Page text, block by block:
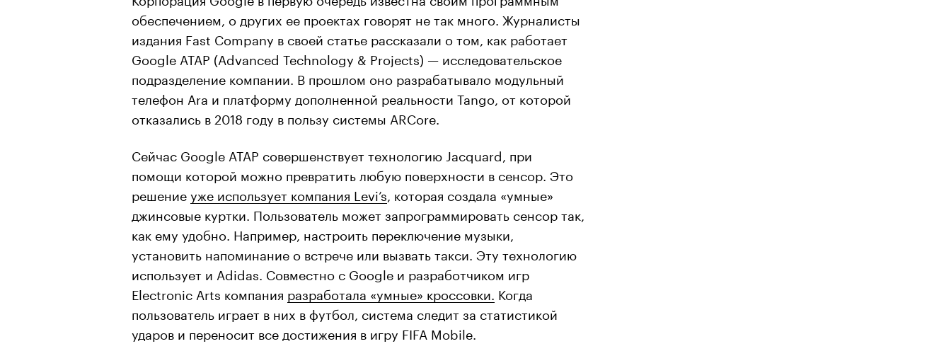
обеспечением, о других ее проектах говорят не так много. Журналисты
издания Fast Company в своей статье рассказали о том, как работает
Google ATAP (Advanced Technology & Projects) — исследовательское
подразделение компании. В прошлом оно разрабатывало модульный
телефон Ara и платформу дополненной реальности Tango, от которой
отказались в 2018 году в пользу системы ARCore.
Сейчас Google ATAP совершенствует технологию Jacquard, при
помощи которой можно превратить любую поверхности в сенсор. Это
решениеуже использует компания Levi’s , которая создала «умные»
джинсовые куртки. Пользователь может запрограммировать сенсор так,
как ему удобно. Например, настроить переключение музыки,
установить напоминание о встрече или вызвать такси. Эту технологию
использует и Adidas. Совместно с Google и разработчиком игр
Electronic Arts компания разработала «умные» кроссовки. Когда
пользователь играет в них в футбол, система следит за статистикой
ударов и переносит все достижения в игру FIFA Mobile.